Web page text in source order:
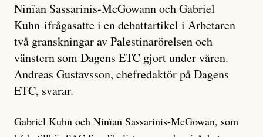
Ninïan Sassarinis-McGowann och Gabriel
Kuhn ifrågasatte i en debattartikel i Arbetaren
två granskningar av Palestinarörelsen och
vänstern som Dagens ETC gjort under våren.
Andreas Gustavsson, chefredaktör på Dagens
ETC, svarar.
Gabriel Kuhn och Ninïan Sassarinis-McGowan, som